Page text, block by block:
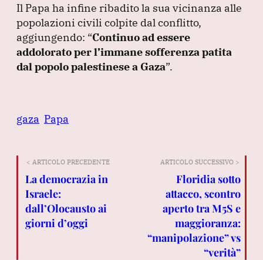
Il Papa ha infine ribadito la sua vicinanza alle
popolazioni civili colpite dal conflitto,
aggiungendo: “Continuo ad essere
addolorato per l’immane sofferenza patita
dal popolo palestinese a Gaza”.
gaza Papa
< ARTICOLO PRECEDENTE
La democrazia in
Israele:
dall’Olocausto ai
giorni d’oggi
ARTICOLO SUCCESSIVO >
Floridia sotto
attacco, scontro
aperto tra M5S e
maggioranza:
“manipolazione” vs
“verità”